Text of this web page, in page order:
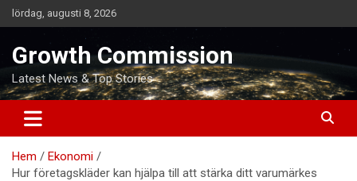
Hoppa
till
lördag, augusti 8, 2026
Growth Commission
Latest News & Top Stories
Hem
Ekonomi
Hur företagskläder kan hjälpa till att stärka ditt varumärkes